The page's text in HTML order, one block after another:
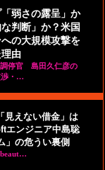
「弱さの露呈」か
な判断」か？米国
の大規模攻撃を
理由
停官 島田久仁彦の
渉・…
見えない借金」は
エンジニア中島聡
」の危うい裏側
beaut…